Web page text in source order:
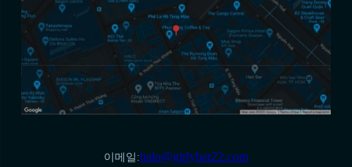
이메일:halo@girlybar22.com